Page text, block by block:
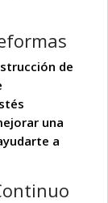
de
una
a